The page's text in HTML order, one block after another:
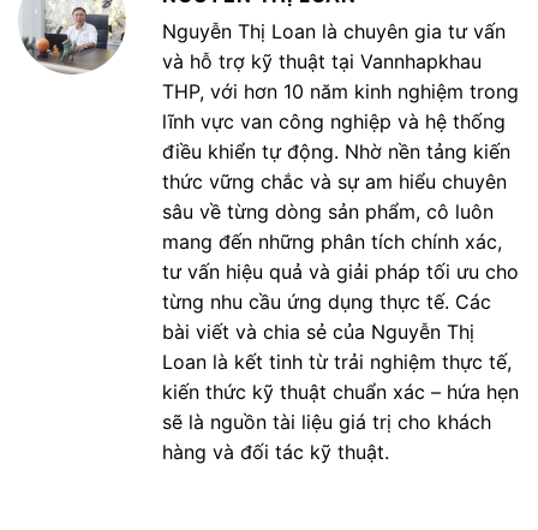
Nguyễn Thị Loan là chuyên gia tư vấn
và hỗ trợ kỹ thuật tại Vannhapkhau
THP, với hơn 10 năm kinh nghiệm trong
lĩnh vực van công nghiệp và hệ thống
điều khiển tự động. Nhờ nền tảng kiến
thức vững chắc và sự am hiểu chuyên
sâu về từng dòng sản phẩm, cô luôn
mang đến những phân tích chính xác,
tư vấn hiệu quả và giải pháp tối ưu cho
từng nhu cầu ứng dụng thực tế. Các
bài viết và chia sẻ của Nguyễn Thị
Loan là kết tinh từ trải nghiệm thực tế,
kiến thức kỹ thuật chuẩn xác – hứa hẹn
sẽ là nguồn tài liệu giá trị cho khách
hàng và đối tác kỹ thuật.